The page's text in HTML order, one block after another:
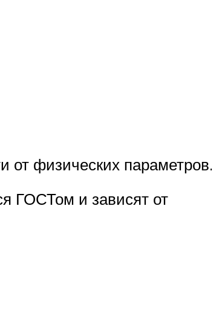
от физических параметров.
ГОСТом и зависят от